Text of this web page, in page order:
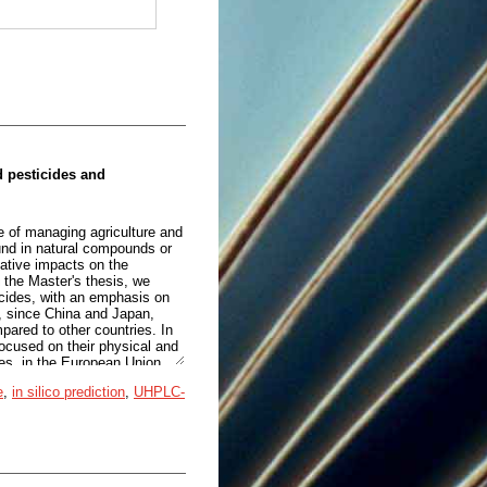
tiakloprida, vsaj ne v
izmed ostalih
pesticides and
managing agriculture and
in natural compounds or
impacts on the
Master's thesis, we
with an emphasis on
China and Japan,
to other countries. In
on their physical and
in the European Union
of acute or chronic
as abnormalities in
act as endocrine
in silico prediction UHPLC-